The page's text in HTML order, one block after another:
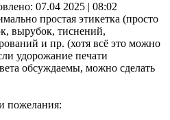
07.04 2025 | 08:02
простая этикетка (просто
вырубок, тиснений,
и пр. (хотя всё это можно
удорожание печати
обсуждаемы, можно сделать
пожелания: